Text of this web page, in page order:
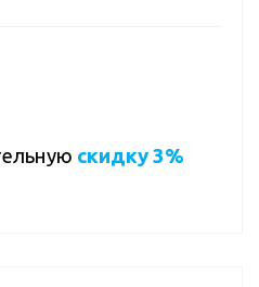
скидку 3%